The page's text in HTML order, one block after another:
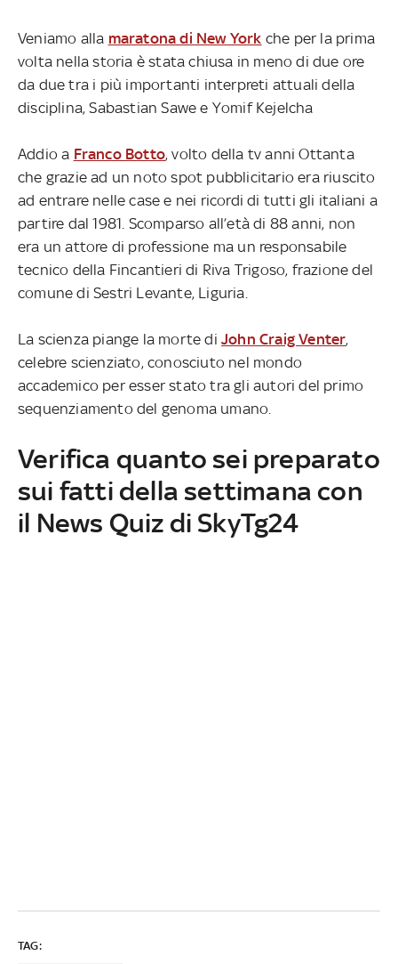
Veniamo alla maratona di New York che per la prima
volta nella storia è stata chiusa in meno di due ore
da due tra i più importanti interpreti attuali della
disciplina, Sabastian Sawe e Yomif Kejelcha
Addio a Franco Botto, volto della tv anni Ottanta
che grazie ad un noto spot pubblicitario era riuscito
ad entrare nelle case e nei ricordi di tutti gli italiani a
partire dal 1981. Scomparso all’età di 88 anni, non
era un attore di professione ma un responsabile
tecnico della Fincantieri di Riva Trigoso, frazione del
comune di Sestri Levante, Liguria.
La scienza piange la morte di John Craig Venter,
celebre scienziato, conosciuto nel mondo
accademico per esser stato tra gli autori del primo
sequenziamento del genoma umano.
Verifica quanto sei preparato
sui fatti della settimana con
il News Quiz di SkyTg24
TAG: